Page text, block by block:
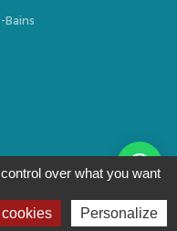
Bains
over what you want
Personalize